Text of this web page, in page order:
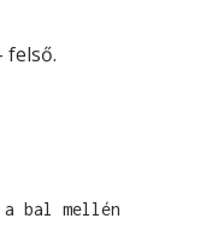
felső.
a bal mellén